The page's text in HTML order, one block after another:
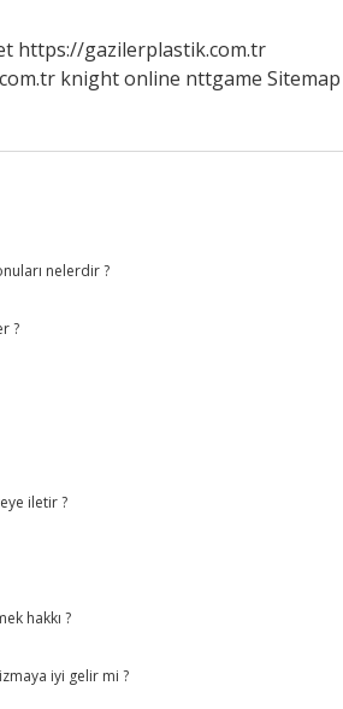
https://gazilerplastik.com.tr
knight online nttgame Sitemap
nelerdir ?
?
iletir ?
hakkı ?
iyi gelir mi ?